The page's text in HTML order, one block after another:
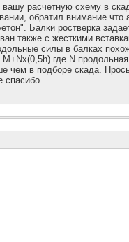
расчетную схему в
обратил внимание
Балки ростверка
также с жесткими
силы в балках
где N
чем в подборе скада.
спасибо